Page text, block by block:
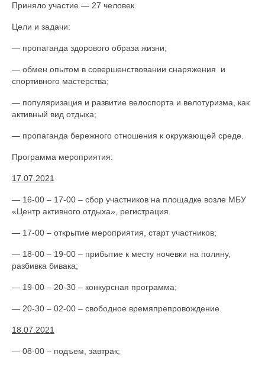
Приняло участие — 27 человек.
Цели и задачи:
— пропаганда здорового образа жизни;
— обмен опытом в совершенствовании снаряжения и
спортивного мастерства;
— популяризация и развитие велоспорта и велотуризма, как
активный вид отдыха;
— пропаганда бережного отношения к окружающей среде.
Программа мероприятия:
17.07.2021
— 16-00 – 17-00 – сбор участников на площадке возле МБУ
«Центр активного отдыха», регистрация.
— 17-00 – открытие мероприятия, старт участников;
— 18-00 – 19-00 – прибытие к месту ночевки на поляну,
разбивка бивака;
— 19-00 – 20-30 – конкурсная программа;
— 20-30 – 02-00 – свободное времяпрепровождение.
18.07.2021
— 08-00 – подъем, завтрак;